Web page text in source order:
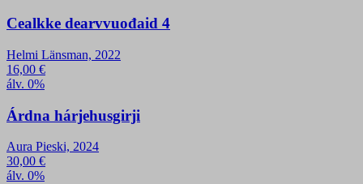
Cealkke dearvvuođaid 4
Helmi Länsman, 2022
16,00 €
álv. 0%
Árdna hárjehusgirji
Aura Pieski, 2024
30,00 €
álv. 0%